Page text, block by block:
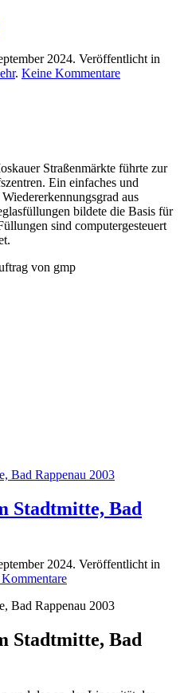
2024. Veröffentlicht in
. Keine Kommentarezu
Straßenmärkte führte zur
Ein einfaches und
aus
bildete die Basis für
sind computergesteuert
von gmp
Stadtmitte, Bad
2024. Veröffentlicht in
zu
Stadtmitte,
Rappenau
2003
Stadtmitte, Bad